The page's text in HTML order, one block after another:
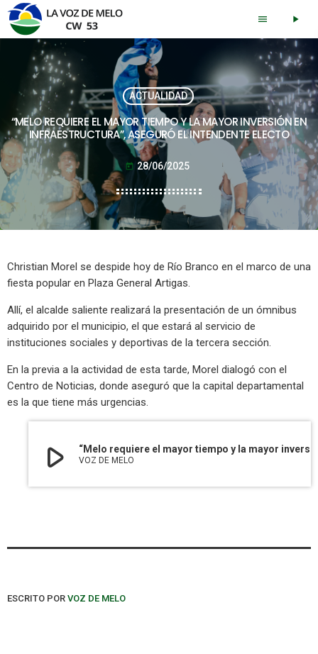
menu play_arrow
ACTUALIDAD
“MELO REQUIERE EL MAYOR TIEMPO Y LA MAYOR INVERSIÓN EN
INFRAESTRUCTURA”, ASEGURÓ EL INTENDENTE ELECTO
today 28/06/2025
Christian Morel se despide hoy de Río Branco en el marco de una
fiesta popular en Plaza General Artigas.
Allí, el alcalde saliente realizará la presentación de un ómnibus
adquirido por el municipio, el que estará al servicio de
instituciones sociales y deportivas de la tercera sección.
En la previa a la actividad de esta tarde, Morel dialogó con el
Centro de Noticias, donde aseguró que la capital departamental
es la que tiene más urgencias.
play_arrow VOZ DE MELO
ESCRITO POR VOZ DE MELO